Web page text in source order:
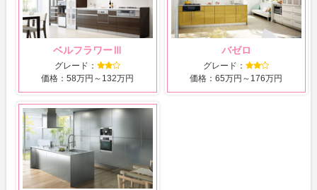
ベルフラワーⅢ
グレード：
価格：58万円～132万円
バゼロ
グレード：
価格：65万円～176万円